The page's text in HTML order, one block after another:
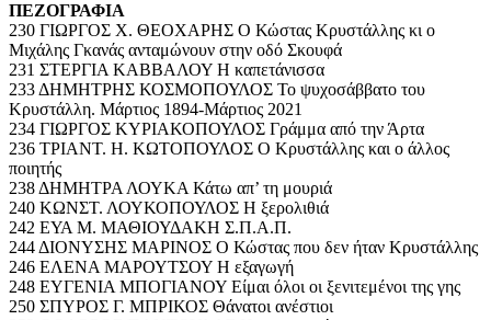
ΠΕΖΟΓΡΑΦΙΑ
230 ΓΙΩΡΓΟΣ Χ. ΘΕΟΧΑΡΗΣ Ο Κώστας Κρυστάλλης κι ο
Μιχάλης Γκανάς ανταμώνουν στην οδό Σκουφά
231 ΣΤΕΡΓΙΑ ΚΑΒΒΑΛΟΥ Η καπετάνισσα
233 ΔΗΜΗΤΡΗΣ ΚΟΣΜΟΠΟΥΛΟΣ Το ψυχοσάββατο του
Κρυστάλλη. Μάρτιος 1894-Μάρτιος 2021
234 ΓΙΩΡΓΟΣ ΚΥΡΙΑΚΟΠΟΥΛΟΣ Γράμμα από την Άρτα
236 ΤΡΙΑΝΤ. Η. ΚΩΤΟΠΟΥΛΟΣ Ο Κρυστάλλης και ο άλλος
ποιητής
238 ΔΗΜΗΤΡΑ ΛΟΥΚΑ Κάτω απ’ τη μουριά
240 ΚΩΝΣΤ. ΛΟΥΚΟΠΟΥΛΟΣ Η ξερολιθιά
242 ΕΥΑ Μ. ΜΑΘΙΟΥΔΑΚΗ Σ.Π.Α.Π.
244 ΔΙΟΝΥΣΗΣ ΜΑΡΙΝΟΣ Ο Κώστας που δεν ήταν Κρυστάλλης
246 ΕΛΕΝΑ ΜΑΡΟΥΤΣΟΥ Η εξαγωγή
248 ΕΥΓΕΝΙΑ ΜΠΟΓΙΑΝΟΥ Είμαι όλοι οι ξενιτεμένοι της γης
250 ΣΠΥΡΟΣ Γ. ΜΠΡΙΚΟΣ Θάνατοι ανέστιοι